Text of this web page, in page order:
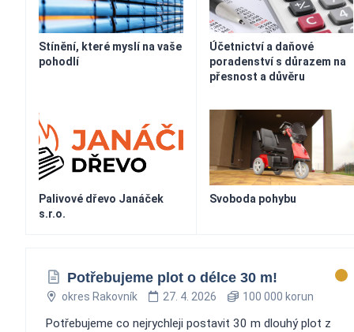
Stínění, které myslí na vaše
pohodlí
Účetnictví a daňové
poradenství s důrazem na
přesnost a důvěru
Palivové dřevo Janáček
s.r.o.
Svoboda pohybu
Potřebujeme plot o délce 30 m!
okres Rakovník 27. 4. 2026 100 000 korun
Potřebujeme co nejrychleji postavit 30 m dlouhý plot z